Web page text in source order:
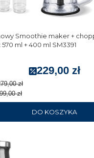
maker + chopper + młynek 700 W
ml + 400 ml SM3391
229,00 zł
zł
zł
DO KOSZYKA